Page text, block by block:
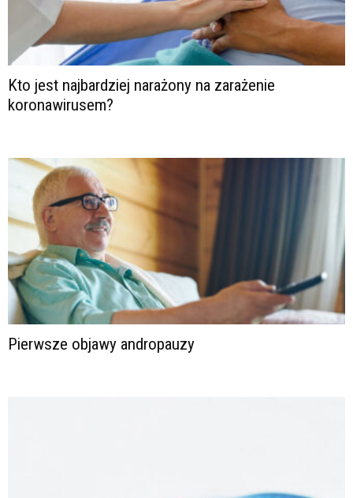
Kto jest najbardziej narażony na zarażenie
koronawirusem?
Pierwsze objawy andropauzy